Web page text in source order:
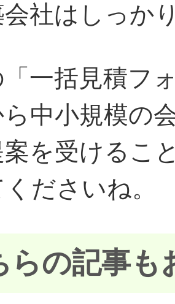
会社はしっか
一括見積フ
中小規模の
を受けるこ
ださいね。
らの記事も